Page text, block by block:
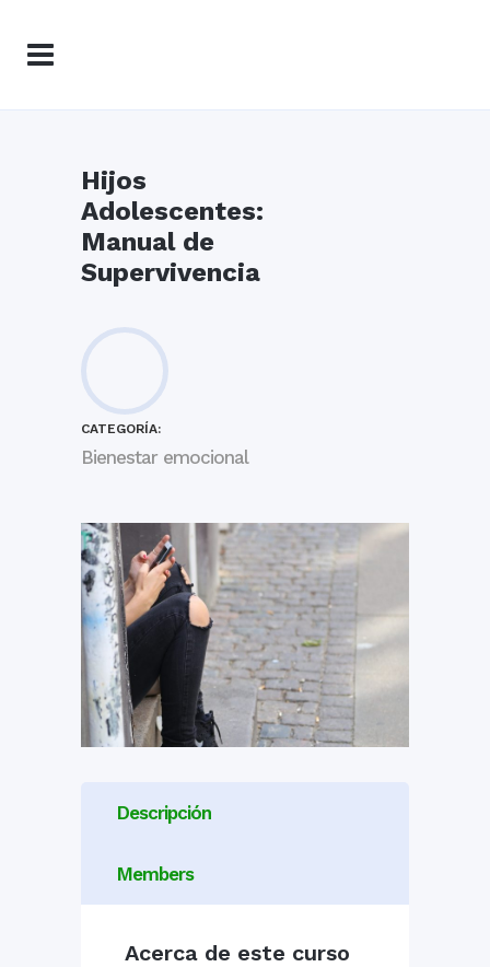
Hijos
Adolescentes:
Manual de
Supervivencia
CATEGORÍA:
Bienestar emocional
Descripción
Members
Acerca de este curso